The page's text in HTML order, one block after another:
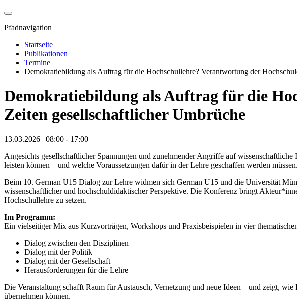
Pfadnavigation
Startseite
Publikationen
Termine
Demokratiebildung als Auftrag für die Hochschullehre? Verantwortung der
Demokratiebildung als Auftrag für die
Zeiten gesellschaftlicher Umbrüche
13.03.2026 | 08:00 - 17:00
Angesichts gesellschaftlicher Spannungen und zunehmender Angriffe auf
leisten können – und welche Voraussetzungen dafür in der Lehre geschaffen werden müssen.
Beim 10. German U15 Dialog zur Lehre widmen sich German U15 und die Universität
wissenschaftlicher und hochschuldidaktischer Perspektive. Die Konferenz bringt
Hochschullehre zu setzen.
Im Programm:
Ein vielseitiger Mix aus Kurzvorträgen, Workshops und Praxisbeispielen in vier
Dialog zwischen den Disziplinen
Dialog mit der Politik
Dialog mit der Gesellschaft
Herausforderungen für die Lehre
Die Veranstaltung schafft Raum für Austausch, Vernetzung und neue Ideen – und zeigt,
übernehmen können.